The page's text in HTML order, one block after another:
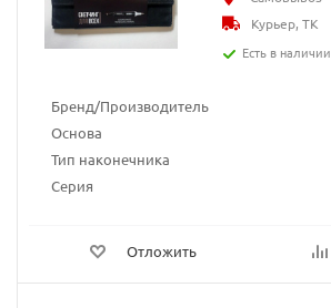
Бренд/Производитель
Основа
Тип наконечника
Серия
Отложить
Курьер, ТК
Есть в наличии